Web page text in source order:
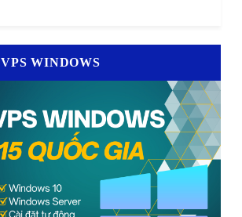
VPS WINDOWS